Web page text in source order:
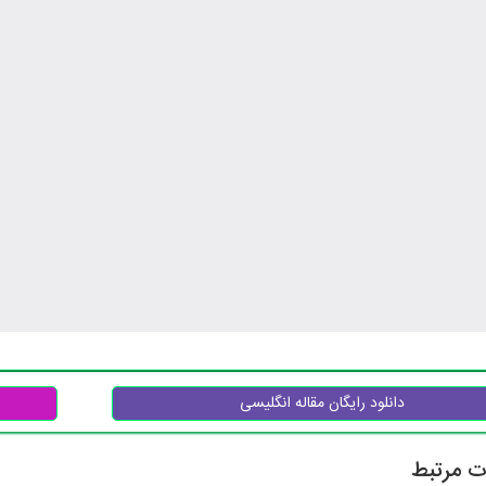
دانلود رایگان مقاله انگلیسی
مرتبط